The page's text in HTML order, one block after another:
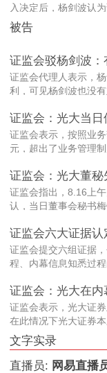
入决定后，杨剑波认
被告
证监会驳杨剑波
证监会代理人表示，
利，可见杨剑波也没有
证监会：光大当
证监会表示，按照业
元，超出了业务管理制
证监会：光大董
证监会指出，8.16上
认，当日董事会秘书梅
证监会六大证据
证监会提交六组证据
程、内幕信息知悉过程
证监会：光大在
证监会表示，光大证
在此情况下光大证券本
文字实录
直播员: 网易直播